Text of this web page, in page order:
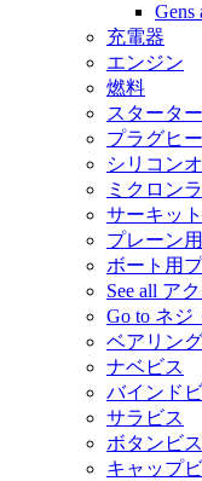
Gens
充電器
エンジン
燃料
スターター
プラグヒ
シリコン
ミクロン
サーキッ
プレーン
ボート用
See all ア
Go to ネジ
ベアリング
ナベビス
バインド
サラビス
ボタンビス
キャップ